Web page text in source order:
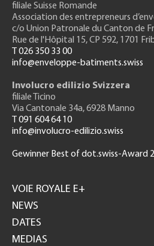
filiale Suisse Romande
Association des entrepreneurs
c/o Union Patronale du Canton de
Rue de l'Hôpital 15, CP 592, 1701
T 026 350 33 00
info@enveloppe-batiments.swiss
Involucro edilizio Svizzera
filiale Ticino
Via Cantonale 34a, 6928 Manno
T 091 604 64 10
info@involucro-edilizio.swiss
Gewinner Best of dot.swiss-Award
GH
VOIE ROYALE E+
NEWS
DATES
MEDIAS